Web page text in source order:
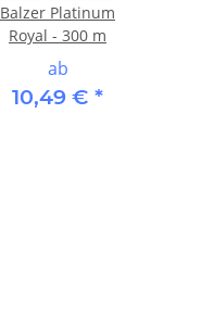
Balzer Platinum
Royal - 300 m
ab
10,49 € *